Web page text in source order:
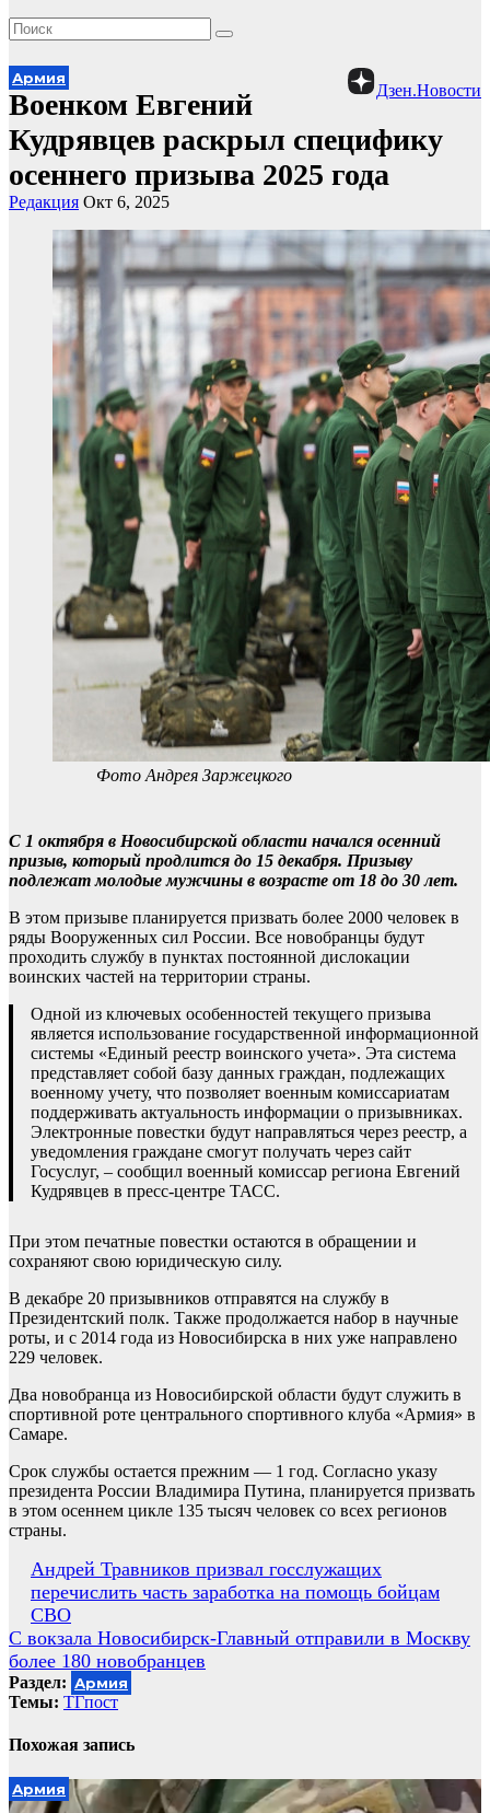
Дзен.Новости
Армия
Военком Евгений
Кудрявцев раскрыл специфику
осеннего призыва 2025 года
Редакция Окт 6, 2025
Фото Андрея Заржецкого
С 1 октября в Новосибирской области начался осенний
призыв, который продлится до 15 декабря. Призыву
подлежат молодые мужчины в возрасте от 18 до 30 лет.
В этом призыве планируется призвать более 2000 человек в
ряды Вооруженных сил России. Все новобранцы будут
проходить службу в пунктах постоянной дислокации
воинских частей на территории страны.
Одной из ключевых особенностей текущего призыва
является использование государственной информационной
системы «Единый реестр воинского учета». Эта система
представляет собой базу данных граждан, подлежащих
военному учету, что позволяет военным комиссариатам
поддерживать актуальность информации о призывниках.
Электронные повестки будут направляться через реестр, а
уведомления граждане смогут получать через сайт
Госуслуг, – сообщил военный комиссар региона Евгений
Кудрявцев в пресс-центре ТАСС.
При этом печатные повестки остаются в обращении и
сохраняют свою юридическую силу.
В декабре 20 призывников отправятся на службу в
Президентский полк. Также продолжается набор в научные
роты, и с 2014 года из Новосибирска в них уже направлено
229 человек.
Два новобранца из Новосибирской области будут служить в
спортивной роте центрального спортивного клуба «Армия» в
Самаре.
Срок службы остается прежним — 1 год. Согласно указу
президента России Владимира Путина, планируется призвать
в этом осеннем цикле 135 тысяч человек со всех регионов
страны.
Навигация
по
записям
Андрей Травников призвал госслужащих
перечислить часть заработка на помощь бойцам
СВО
С вокзала Новосибирск-Главный отправили в Москву
более 180 новобранцев
Раздел: Армия
Темы: ТГпост
Похожая запись
Армия